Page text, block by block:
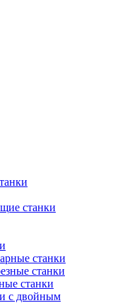
станки
станки
станки
станки
с двойным